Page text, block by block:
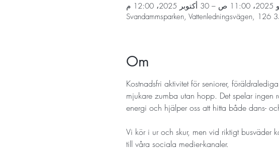
Svandammsparken, Vattenledningsvägen, 126
Om
Kostnadsfri aktivitet för seniorer,
mjukare zumba utan hopp. Det spelar ingen
energi och hjälper oss att hitta både dans-
Vi kör i ur och skur, men vid riktigt busväder
till våra sociala medier-kanaler.